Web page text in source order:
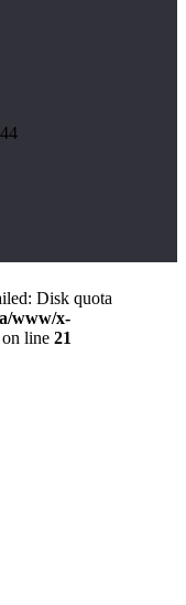
Disk quota
www/x-
on line 21